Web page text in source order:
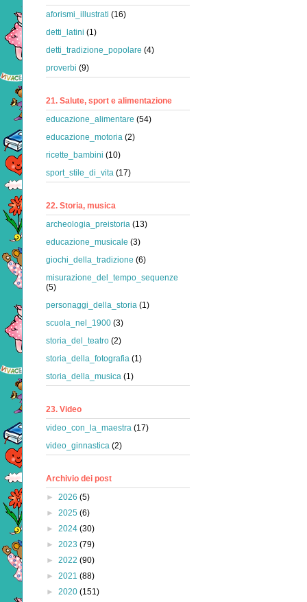
aforismi_illustrati (16)
detti_latini (1)
detti_tradizione_popolare (4)
proverbi (9)
21. Salute, sport e alimentazione
educazione_alimentare (54)
educazione_motoria (2)
ricette_bambini (10)
sport_stile_di_vita (17)
22. Storia, musica
archeologia_preistoria (13)
educazione_musicale (3)
giochi_della_tradizione (6)
misurazione_del_tempo_sequenze
(5)
personaggi_della_storia (1)
scuola_nel_1900 (3)
storia_del_teatro (2)
storia_della_fotografia (1)
storia_della_musica (1)
23. Video
video_con_la_maestra (17)
video_ginnastica (2)
Archivio dei post
► 2026 (5)
► 2025 (6)
► 2024 (30)
► 2023 (79)
► 2022 (90)
► 2021 (88)
► 2020 (151)